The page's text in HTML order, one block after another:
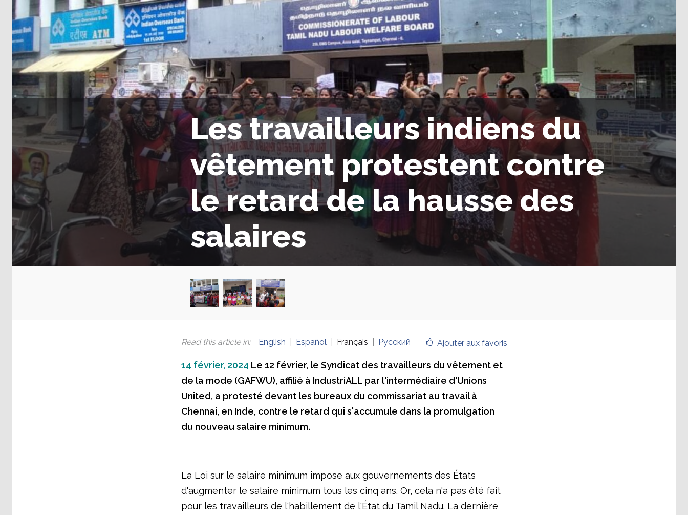
Les travailleurs indiens du
vêtement protestent contre
le retard de la hausse des
salaires
Ajouter aux favoris
Read this article in: English Español Français Русский
14 février, 2024 Le 12 février, le Syndicat des travailleurs du vêtement et
de la mode (GAFWU), affilié à IndustriALL par l'intermédiaire d'Unions
United, a protesté devant les bureaux du commissariat au travail à
Chennai, en Inde, contre le retard qui s'accumule dans la promulgation
du nouveau salaire minimum.
La Loi sur le salaire minimum impose aux gouvernements des États
d'augmenter le salaire minimum tous les cinq ans. Or, cela n'a pas été fait
pour les travailleurs de l'habillement de l'État du Tamil Nadu. La dernière